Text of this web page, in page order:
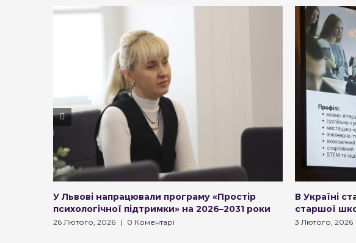
У Львові напрацювали програму «Простір
психологічної підтримки» на 2026–2031 роки
26 Лютого, 2026 | 0 Коментарі
В Україні
старшої
3 Лютого, 2026